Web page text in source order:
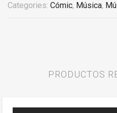
Categories: Cómic, Música,
PRODUCTOS